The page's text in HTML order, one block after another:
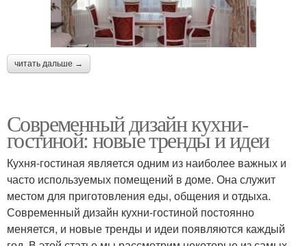
читать дальше →
Современный дизайн кухни-
гостиной: новые тренды и идеи
Кухня-гостиная является одним из наиболее важных и
часто используемых помещений в доме. Она служит
местом для приготовления еды, общения и отдыха.
Современный дизайн кухни-гостиной постоянно
меняется, и новые тренды и идеи появляются каждый